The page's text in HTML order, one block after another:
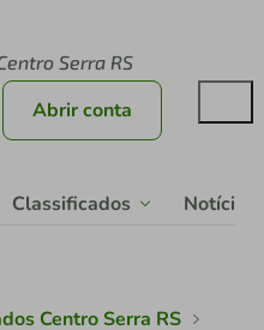
Serra RS
Abrir conta
Classificados Notícias
Centro Serra RS